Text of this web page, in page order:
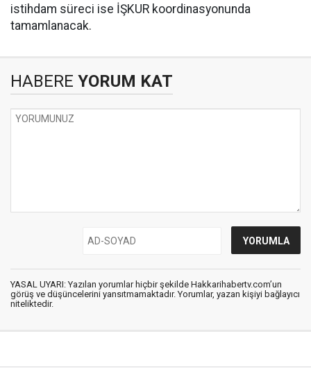
istihdam süreci ise İŞKUR koordinasyonunda
tamamlanacak.
HABERE YORUM KAT
YASAL UYARI: Yazılan yorumlar hiçbir şekilde Hakkarihabertv.com’un
görüş ve düşüncelerini yansıtmamaktadır. Yorumlar, yazan kişiyi bağlayıcı
niteliktedir.